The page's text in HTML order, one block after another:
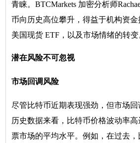
青睐。BTCMarkets 加密分析师
币向历史高位攀升，得益于机构资金
美国现货 ETF，以及市场情绪的转变
潜在风险不可忽视
市场回调风险
尽管比特币近期表现强劲，但市场
历史数据来看，比特币价格波动率
票市场的平均水平。例如，在过去